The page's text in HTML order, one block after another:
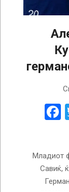
Младиот
Савиќ,